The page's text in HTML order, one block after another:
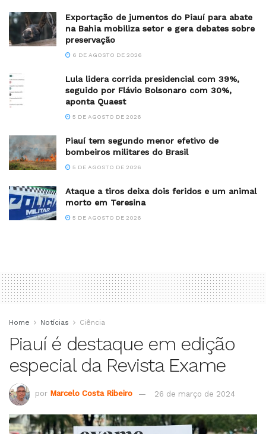
Exportação de jumentos do Piauí para abate
na Bahia mobiliza setor e gera debates sobre
preservação
6 DE AGOSTO DE 2026
Lula lidera corrida presidencial com 39%,
seguido por Flávio Bolsonaro com 30%,
aponta Quaest
5 DE AGOSTO DE 2026
Piauí tem segundo menor efetivo de
bombeiros militares do Brasil
5 DE AGOSTO DE 2026
Ataque a tiros deixa dois feridos e um animal
morto em Teresina
5 DE AGOSTO DE 2026
Home Notícias Ciência
Piauí é destaque em edição
especial da Revista Exame
por Marcelo Costa Ribeiro 26 de março de 2024